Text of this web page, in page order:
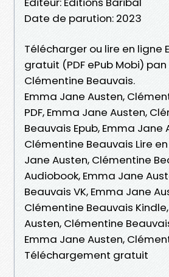
Date de parution: 2023
Télécharger ou lire en ligne
gratuit (PDF ePub Mobi)
Clémentine Beauvais.
Emma Jane Austen,
PDF, Emma Jane Austen,
Beauvais Epub, Emma Jane
Clémentine Beauvais Lire
Jane Austen, Clémentine
Audiobook, Emma Jane
Beauvais VK, Emma Jane
Clémentine Beauvais
Austen, Clémentine
Emma Jane Austen,
Téléchargement gratuit